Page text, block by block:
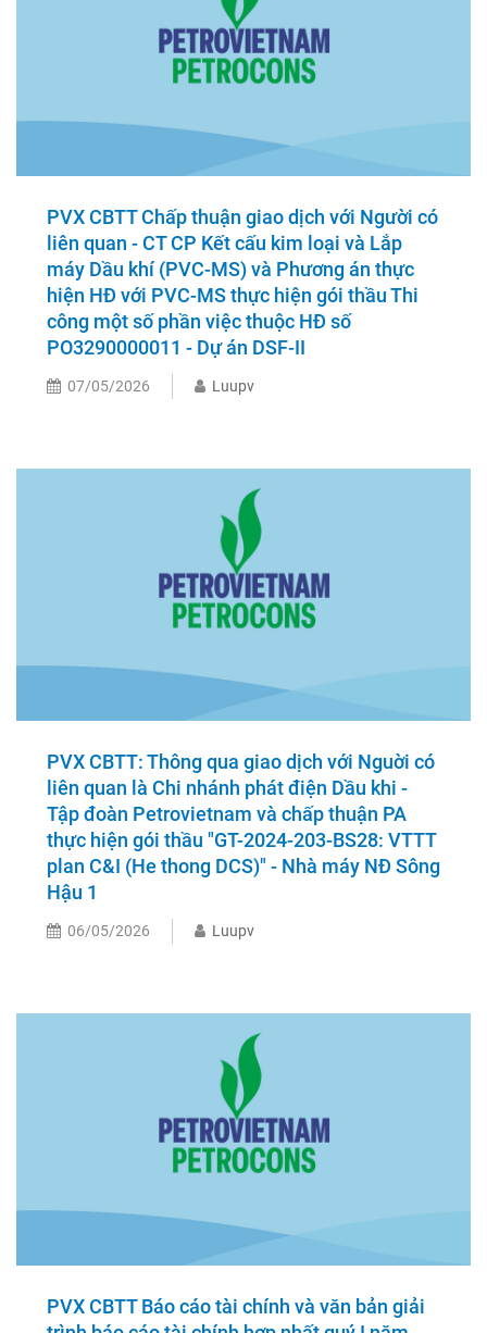
PVX CBTT Chấp thuận giao dịch với Người có
liên quan - CT CP Kết cấu kim loại và Lắp
máy Dầu khí (PVC-MS) và Phương án thực
hiện HĐ với PVC-MS thực hiện gói thầu Thi
công một số phần việc thuộc HĐ số
PO3290000011 - Dự án DSF-II
07/05/2026 Luupv
PVX CBTT: Thông qua giao dịch với Nguời có
liên quan là Chi nhánh phát điện Dầu khi -
Tập đoàn Petrovietnam và chấp thuận PA
thực hiện gói thầu "GT-2024-203-BS28: VTTT
plan C&I (He thong DCS)" - Nhà máy NĐ Sông
Hậu 1
06/05/2026 Luupv
PVX CBTT Báo cáo tài chính và văn bản giải